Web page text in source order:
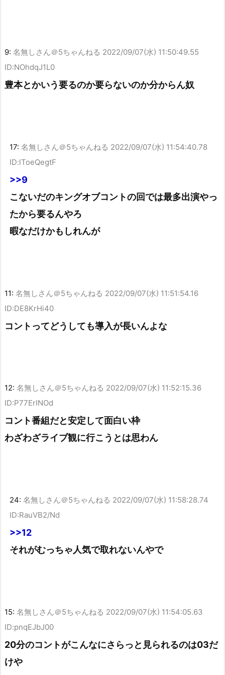
9: 名無しさん＠5ちゃんねる 2022/09/07(水) 11:50:49.55
ID:NOhdqJ1L0
豊本とかいう要るのか要らないのか分からん奴
17: 名無しさん＠5ちゃんねる 2022/09/07(水) 11:54:40.78
ID:lToeQegtF
>>9
こないだのキングオブコントの回では最多出演やっ
たから要るんやろ
暇なだけかもしれんが
11: 名無しさん＠5ちゃんねる 2022/09/07(水) 11:51:54.16
ID:DE8KrHi40
コントってどうしても導入が長いんよな
12: 名無しさん＠5ちゃんねる 2022/09/07(水) 11:52:15.36
ID:P77ErINOd
コント番組だと安定して面白い枠
わざわざライブ観に行こうとは思わん
24: 名無しさん＠5ちゃんねる 2022/09/07(水) 11:58:28.74
ID:RauVB2/Nd
>>12
それがむっちゃ人気で取れないんやで
15: 名無しさん＠5ちゃんねる 2022/09/07(水) 11:54:05.63
ID:pnqEJbJ00
20分のコントがこんなにさらっと見られるのは03だ
けや